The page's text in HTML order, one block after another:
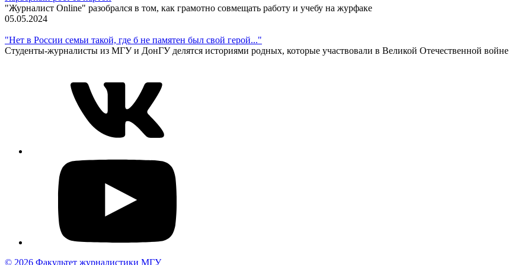
"Журналист Online" разобрался в том, как грамотно совмещать работу и учебу на журфаке
05.05.2024
"Нет в России семьи такой, где б не памятен был свой герой..."
Студенты-журналисты из МГУ и ДонГУ делятся историями родных, которые участвовали в Великой Отечественной войне
© 2026 Факультет журналистики МГУ